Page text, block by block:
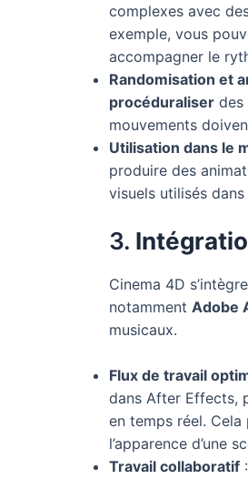
complexes avec
exemple, vous
accompagner le
Randomisation et
procéduraliser des
mouvements
Utilisation dans le
produire des
visuels utilisés
3.
Cinema 4D
notamment Adobe
musicaux.
Flux de travail
dans After Effects,
en temps réel.
l’apparence d’une
Travail collaboratif